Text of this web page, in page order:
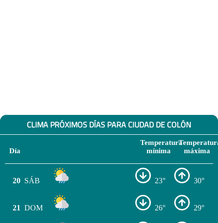
CLIMA PRÓXIMOS DÍAS PARA CIUDAD DE COLÓN
Día
Temperatura
mínima
máxima
20 SÁB 23° 30°
21 DOM 26° 29°